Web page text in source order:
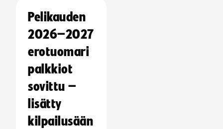
Pelikauden
2026–2027
erotuomari
palkkiot
sovittu –
lisätty
kilpailusään